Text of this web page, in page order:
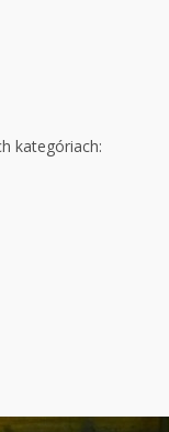
kategóriach: